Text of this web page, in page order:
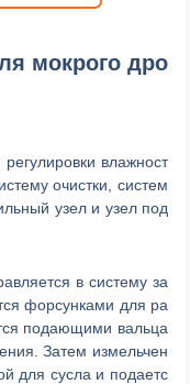
мокрого дро
влажност
очистки, систем
узел и узел под
в систему за
форсунками для ра
подающими вальца
Затем измельчен
для сусла и подаетс